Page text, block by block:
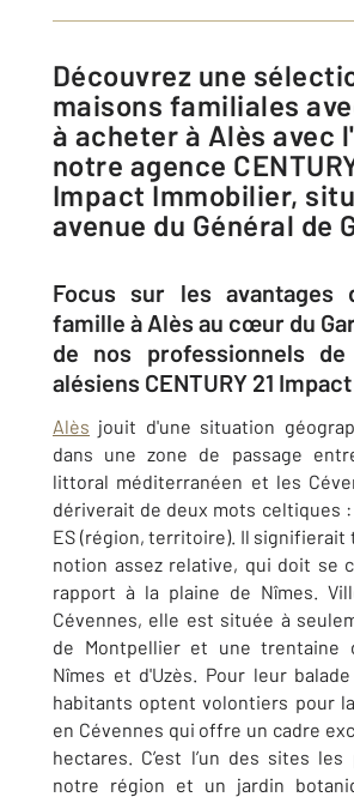
Découvrez une sélection de
maisons familiales
à acheter à Alès avec
notre agence
Impact Immobilier,
avenue du Général de
Focus sur les avantages
famille à Alès au cœur du
de nos professionnels de
alésiens CENTURY 21
Alès jouit d'une situation
dans une zone de passage
littoral méditerranéen et les
dériverait de deux mots celtiques
ES (région, territoire). Il
notion assez relative, qui doit se
rapport à la plaine de Nîmes.
Cévennes, elle est située à
de Montpellier et une trentaine
Nîmes et d'Uzès. Pour leur
habitants optent volontiers pour
en Cévennes qui offre un cadre
hectares. C’est l’un des sites
notre région et un jardin